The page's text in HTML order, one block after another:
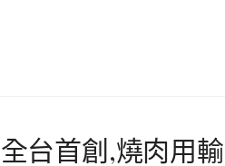
台首創,燒肉用